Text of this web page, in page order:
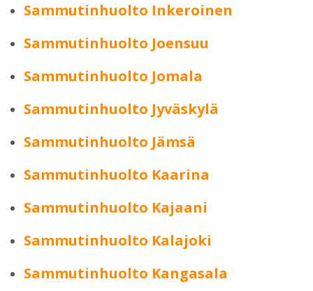
Sammutinhuolto Inkeroinen
Sammutinhuolto Joensuu
Sammutinhuolto Jomala
Sammutinhuolto Jyväskylä
Sammutinhuolto Jämsä
Sammutinhuolto Kaarina
Sammutinhuolto Kajaani
Sammutinhuolto Kalajoki
Sammutinhuolto Kangasala